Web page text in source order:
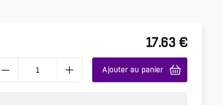
17.63 €
Ajouter au panier